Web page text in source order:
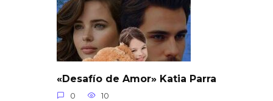
«Desafío de Amor» Katia Parra
0 10